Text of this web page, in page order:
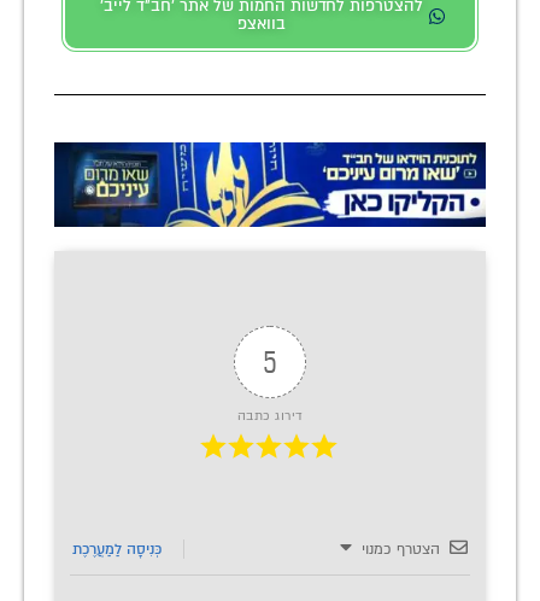
להצטרפות לחדשות החמות של אתר 'חב"ד לייב'
בוואצפ
5
דירוג כתבה
הצטרף כמנוי כְּנִיסָה לַמַעֲרֶכֶת